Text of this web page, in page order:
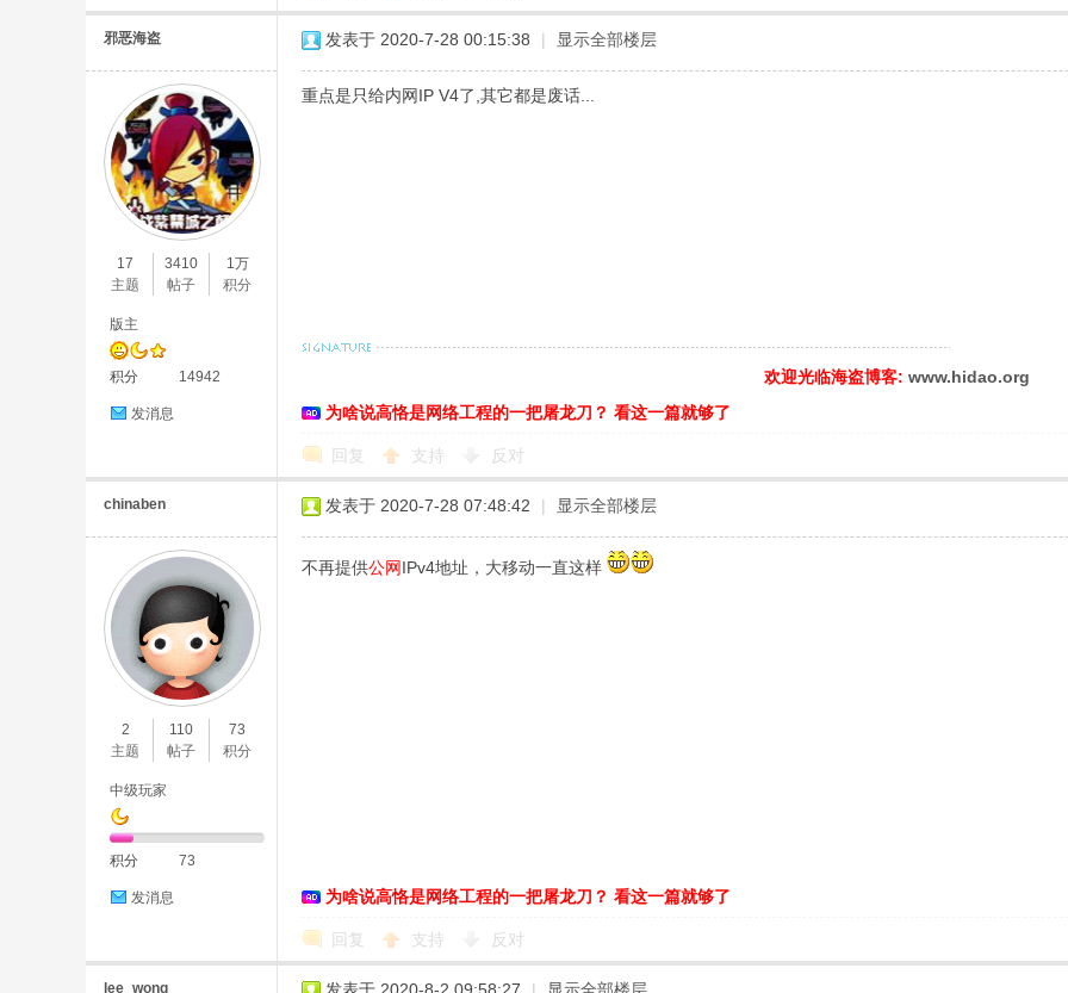
邪恶海盗
17
主题
3410
帖子
1万
积分
版主
积分 14942
发消息
发表于 2020-7-28 00:15:38 | 显示全部楼层
重点是只给内网IP V4了,其它都是废话...
欢迎光临海盗博客: www.hidao.org
为啥说高恪是网络工程的一把屠龙刀？ 看这一篇就够了
回复 支持 反对
chinaben
2
主题
110
帖子
73
积分
中级玩家
积分 73
发消息
发表于 2020-7-28 07:48:42 | 显示全部楼层
不再提供公网IPv4地址，大移动一直这样
为啥说高恪是网络工程的一把屠龙刀？ 看这一篇就够了
回复 支持 反对
lee_wong